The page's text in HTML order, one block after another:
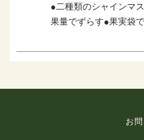
●二種類のシャインマ
果量でずらす●果実袋
お